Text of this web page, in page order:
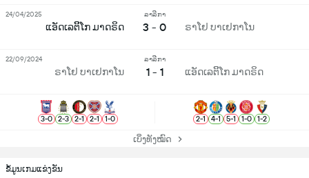
ຂ້ໍມູນເກມແຂ່ງຂັນ
ແອັດເລຕິິໂກ ມາດຣິດ
ລາລີກາ
3 - 0 ຣາໂຢ ບາເຢກາໂນ
24/04/2025
ຣາໂຢ ບາເຢກາໂນ
ລາລີກາ
1 - 1 ແອັດເລຕິິໂກ ມາດຣິດ
22/09/2024
3-0 2-3 2-1 2-1 1-0 2-1 4-1 5-1 1-0 1-2
ເບິ່ງທັງໝົດ